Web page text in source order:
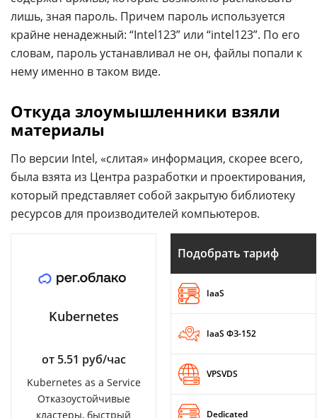
лишь, зная пароль. Причем пароль используется
крайне ненадежный: “Intel123” или “intel123”. По его
словам, пароль устанавливал не он, файлы попали к
нему именно в таком виде.
Откуда злоумышленники взяли
материалы
По версии Intel, «слитая» информация, скорее всего,
была взята из Центра разработки и проектирования,
который представляет собой закрытую библиотеку
ресурсов для производителей компьютеров.
Kubernetes
от 5.51 руб/час
Kubernetes as a Service
Отказоустойчивые
кластеры, быстрый
Подобрать тариф
IaaS
IaaS ФЗ-152
VPSVDS
Dedicated